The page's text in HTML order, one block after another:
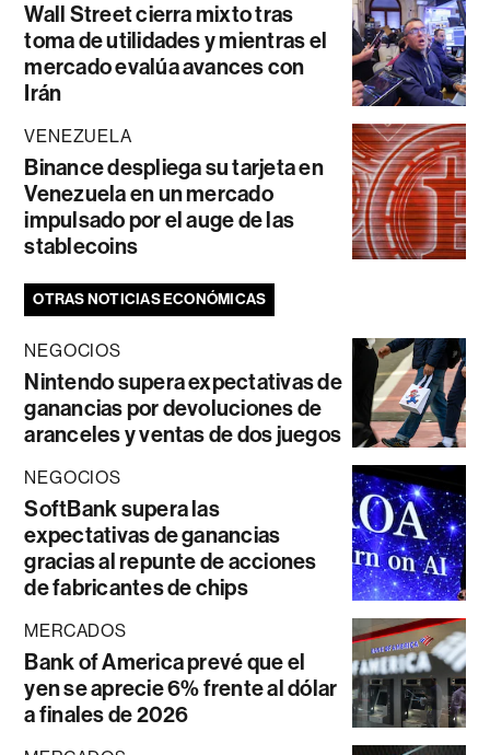
Wall Street cierra mixto tras
toma de utilidades y mientras el
mercado evalúa avances con
Irán
VENEZUELA
Binance despliega su tarjeta en
Venezuela en un mercado
impulsado por el auge de las
stablecoins
OTRAS NOTICIAS ECONÓMICAS
NEGOCIOS
Nintendo supera expectativas de
ganancias por devoluciones de
aranceles y ventas de dos juegos
NEGOCIOS
SoftBank supera las
expectativas de ganancias
gracias al repunte de acciones
de fabricantes de chips
MERCADOS
Bank of America prevé que el
yen se aprecie 6% frente al dólar
a finales de 2026